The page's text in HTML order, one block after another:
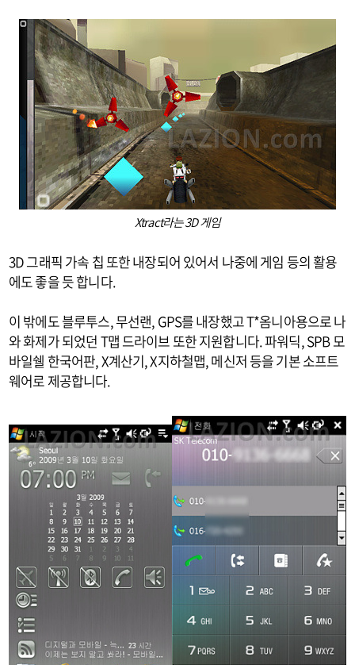
Xtract라는 3D 게임
3D 그래픽 가속 칩 또한 내장되어 있어서 나중에 게임 등의 활용
에도 좋을 듯 합니다.
이 밖에도 블루투스, 무선랜, GPS를 내장했고 T*옴니아용으로 나
와 화제가 되었던 T맵 드라이브 또한 지원합니다. 파워딕, SPB 모
바일쉘 한국어판, X계산기, X지하철맵, 메신저 등을 기본 소프트
웨어로 제공합니다.